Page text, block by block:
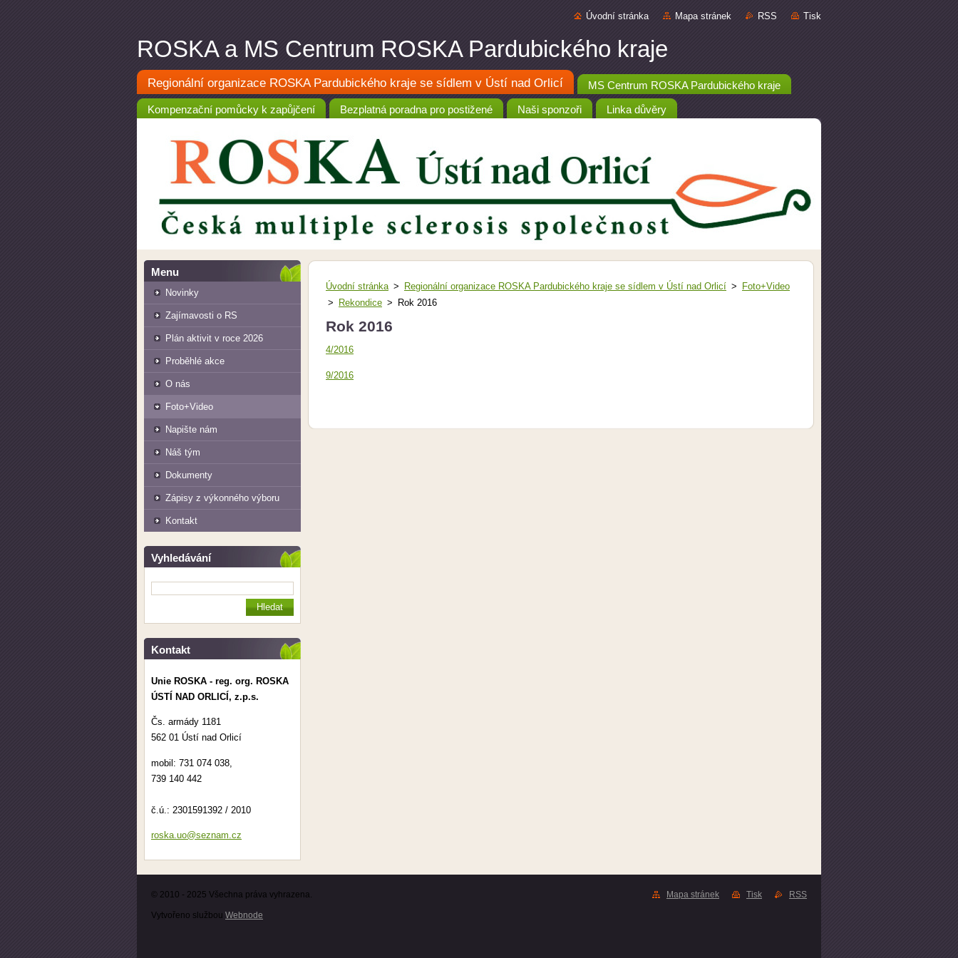
Úvodní stránka Mapa stránek RSS Tisk
ROSKA a MS Centrum ROSKA Pardubického kraje
Regionální organizace ROSKA Pardubického kraje se sídlem v Ústí nad Orlicí MS Centrum ROSKA Pardubického kraje
Kompenzační pomůcky k zapůjčení Bezplatná poradna pro postižené Naši sponzoři Linka důvěry
Menu
Novinky
Zajímavosti o RS
Plán aktivit v roce 2026
Proběhlé akce
O nás
Foto+Video
Napište nám
Náš tým
Dokumenty
Zápisy z výkonného výboru
Kontakt
Vyhledávání
Kontakt
Unie ROSKA - reg. org. ROSKA
ÚSTÍ NAD ORLICÍ, z.p.s.
Čs. armády 1181
562 01 Ústí nad Orlicí
mobil: 731 074 038,
739 140 442
č.ú.: 2301591392 / 2010
roska.uo@seznam. cz
Úvodní stránka > Regionální organizace ROSKA Pardubického kraje se sídlem v Ústí nad Orlicí >
Foto+Video
>
Rekondice > Rok 2016
Rok 2016
4/2016
9/2016
Mapa stránek Tisk RSS
© 2010 - 2025 Všechna práva vyhrazena.
Vytvořeno službou Webnode